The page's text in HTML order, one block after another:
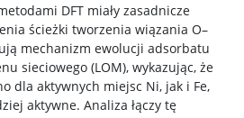
DFT miały zasadnicze
ścieżki tworzenia wiązania O–
mechanizm ewolucji adsorbatu
sieciowego (LOM), wykazując, że
dla aktywnych miejsc Ni, jak i Fe,
aktywne. Analiza łączy tę